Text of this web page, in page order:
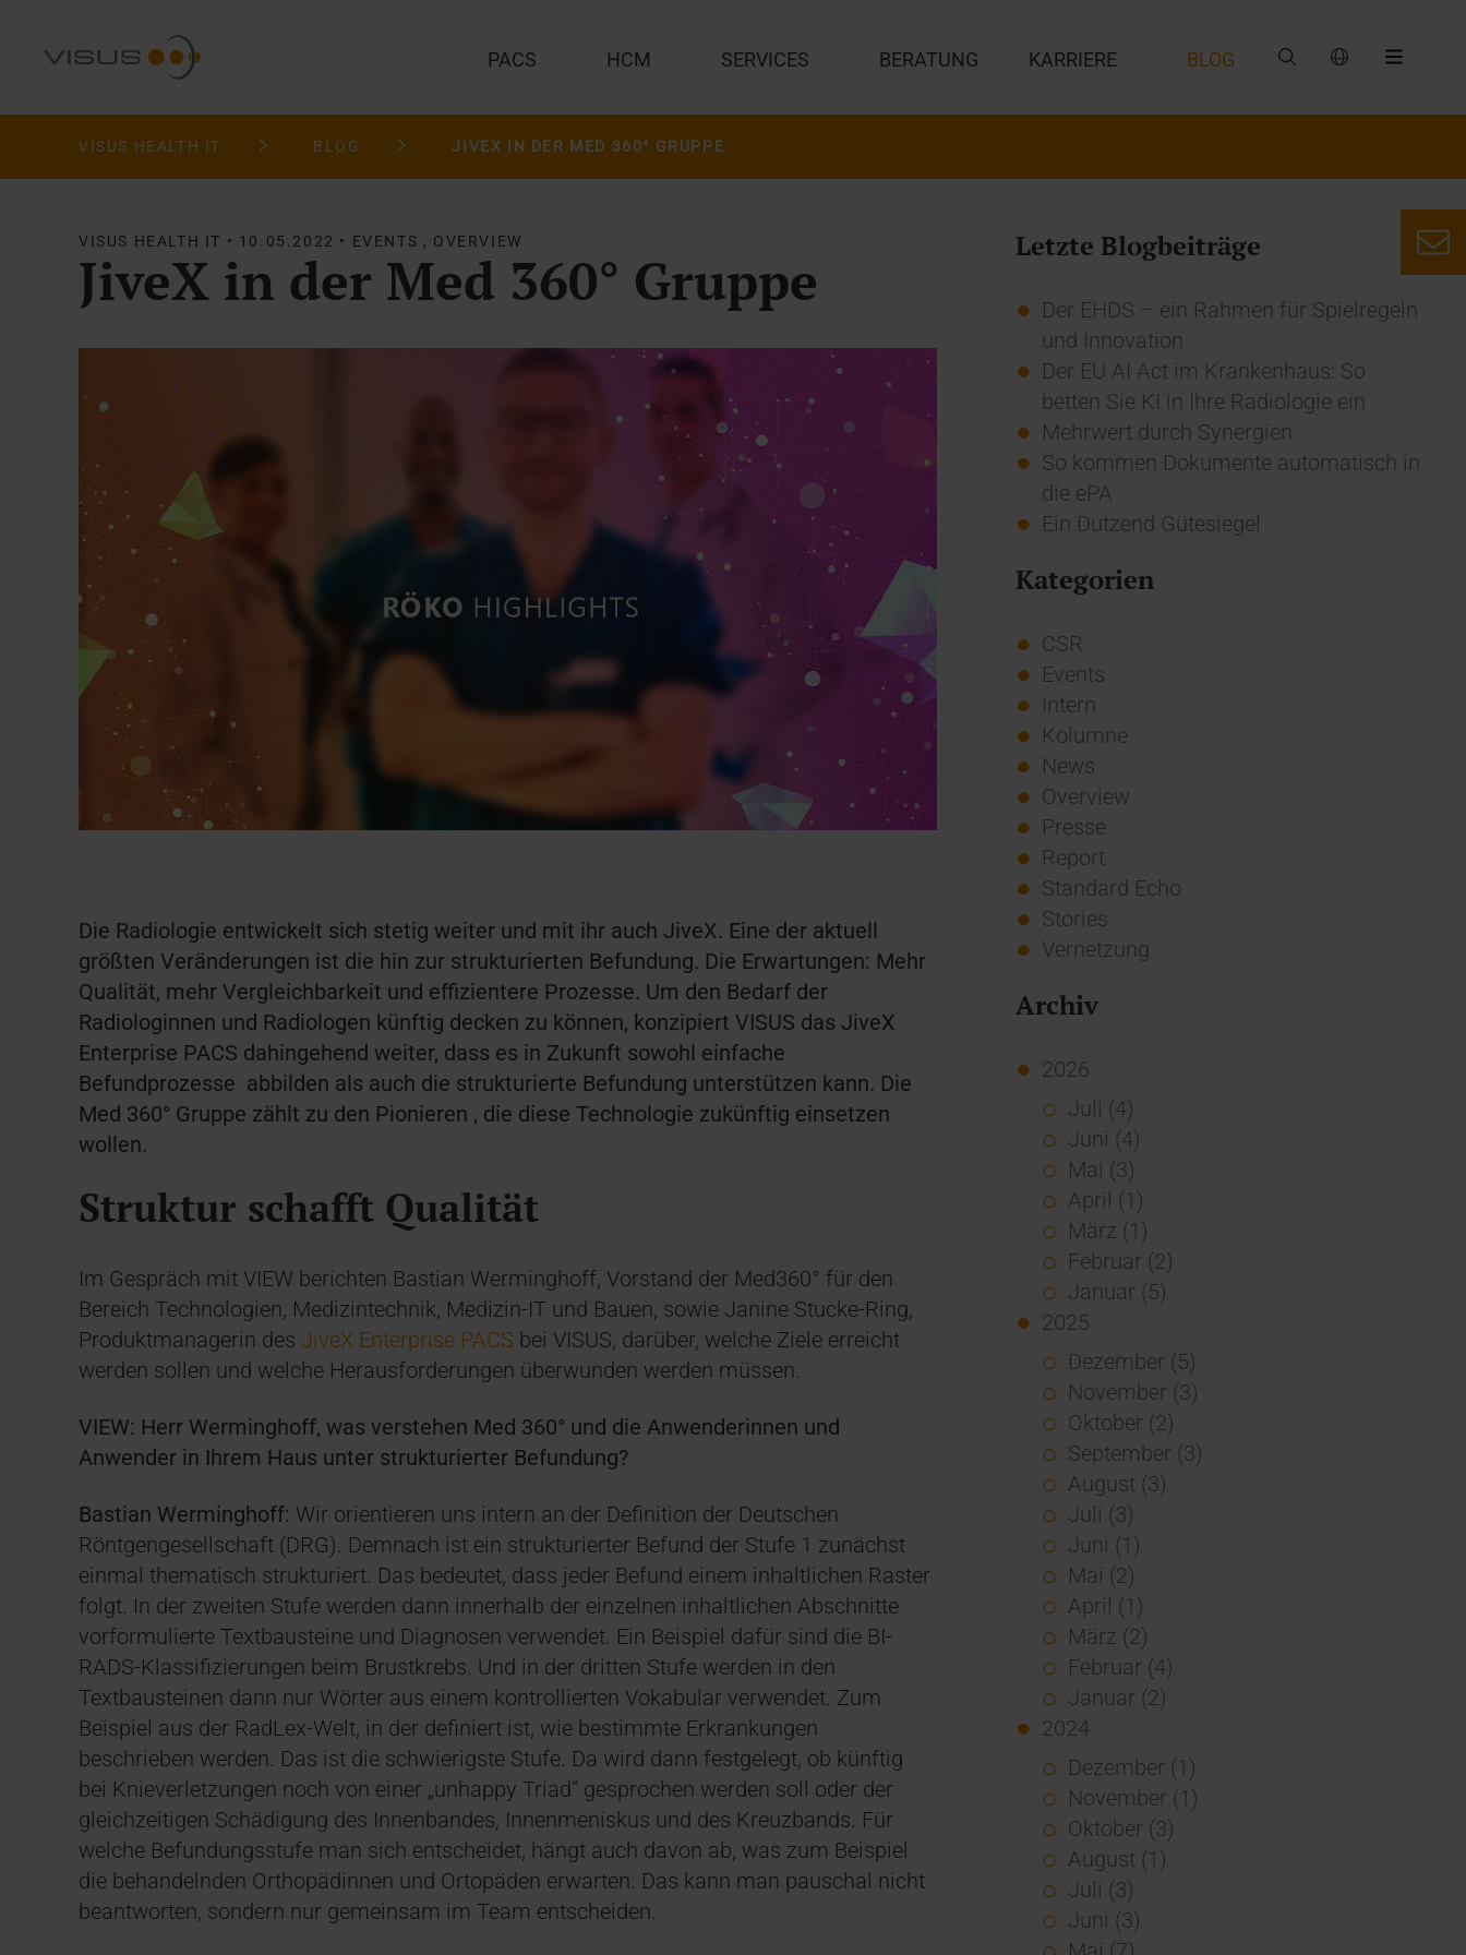
PACS HCM SERVICES BERATUNG KARRIERE BLOG
VISUS HEALTH IT BLOG JIVEX IN DER MED 360° GRUPPE
VISUS HEALTH IT • 10.05.2022 • EVENTS , OVERVIEW
JiveX in der Med 360° Gruppe
Die Radiologie entwickelt sich stetig weiter und mit ihr auch JiveX. Eine der aktuell
größten Veränderungen ist die hin zur strukturierten Befundung. Die Erwartungen: Mehr
Qualität, mehr Vergleichbarkeit und effizientere Prozesse. Um den Bedarf der
Radiologinnen und Radiologen künftig decken zu können, konzipiert VISUS das JiveX
Enterprise PACS dahingehend weiter, dass es in Zukunft sowohl einfache
Befundprozesse abbilden als auch die strukturierte Befundung unterstützen kann. Die
Med 360° Gruppe zählt zu den Pionieren , die diese Technologie zukünftig einsetzen
wollen.
Struktur schafft Qualität
Im Gespräch mit VIEW berichten Bastian Werminghoff, Vorstand der Med360° für den
Bereich Technologien, Medizintechnik, Medizin-IT und Bauen, sowie Janine Stucke-Ring,
Produktmanagerin des JiveX Enterprise PACS bei VISUS, darüber, welche Ziele erreicht
werden sollen und welche Herausforderungen überwunden werden müssen.
VIEW: Herr Werminghoff, was verstehen Med 360° und die Anwenderinnen und
Anwender in Ihrem Haus unter strukturierter Befundung?
Bastian Werminghoff: Wir orientieren uns intern an der Definition der Deutschen
Röntgengesellschaft (DRG). Demnach ist ein strukturierter Befund der Stufe 1 zunächst
einmal thematisch strukturiert. Das bedeutet, dass jeder Befund einem inhaltlichen Raster
folgt. In der zweiten Stufe werden dann innerhalb der einzelnen inhaltlichen Abschnitte
vorformulierte Textbausteine und Diagnosen verwendet. Ein Beispiel dafür sind die BI-
RADS-Klassifizierungen beim Brustkrebs. Und in der dritten Stufe werden in den
Textbausteinen dann nur Wörter aus einem kontrollierten Vokabular verwendet. Zum
Beispiel aus der RadLex-Welt, in der definiert ist, wie bestimmte Erkrankungen
beschrieben werden. Das ist die schwierigste Stufe. Da wird dann festgelegt, ob künftig
bei Knieverletzungen noch von einer „unhappy Triad“ gesprochen werden soll oder der
gleichzeitigen Schädigung des Innenbandes, Innenmeniskus und des Kreuzbands. Für
welche Befundungsstufe man sich entscheidet, hängt auch davon ab, was zum Beispiel
die behandelnden Orthopädinnen und Ortopäden erwarten. Das kann man pauschal nicht
beantworten, sondern nur gemeinsam im Team entscheiden.
Letzte Blogbeiträge
Der EHDS – ein Rahmen für Spielregeln
und Innovation
Der EU AI Act im Krankenhaus: So
betten Sie KI in Ihre Radiologie ein
Mehrwert durch Synergien
So kommen Dokumente automatisch in
die ePA
Ein Dutzend Gütesiegel
Kategorien
CSR
Events
Intern
Kolumne
News
Overview
Presse
Report
Standard Echo
Stories
Vernetzung
Archiv
2026
Juli (4)
Juni (4)
Mai (3)
April (1)
März (1)
Februar (2)
Januar (5)
2025
Dezember (5)
November (3)
Oktober (2)
September (3)
August (3)
Juli (3)
Juni (1)
Mai (2)
April (1)
März (2)
Februar (4)
Januar (2)
2024
Dezember (1)
November (1)
Oktober (3)
August (1)
Juli (3)
Juni (3)